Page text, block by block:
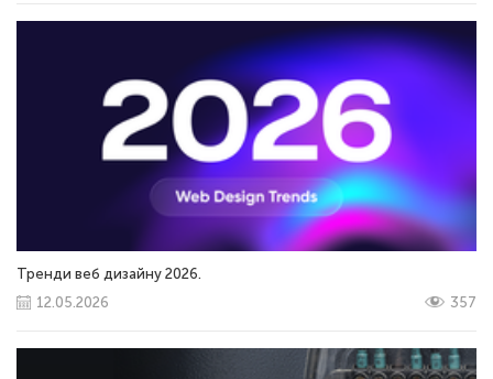
Тренди веб дизайну 2026.
12.05.2026
357